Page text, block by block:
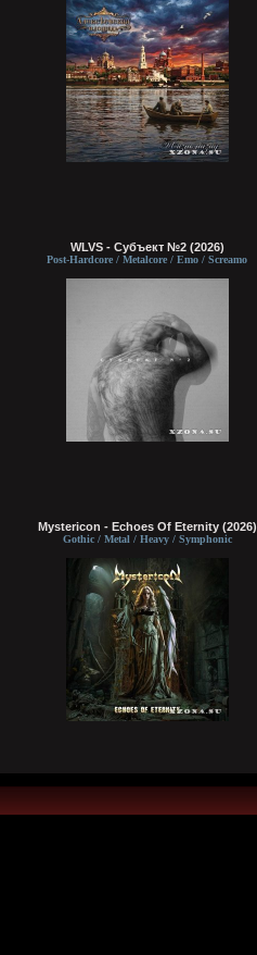
WLVS - Субъект №2 (2026)
Post-Hardcore / Metalcore / Emo / Screamo
Mystericon - Echoes Of Eternity (2026)
Gothic / Metal / Heavy / Symphonic